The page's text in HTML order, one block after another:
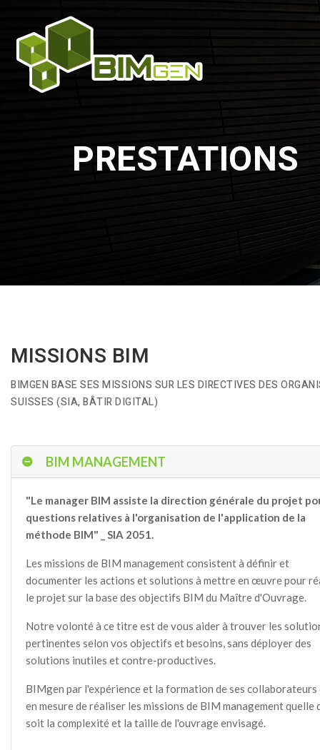
PRESTATIONS
MISSIONS BIM
BIMGEN BASE SES MISSIONS SUR LES DIRECTIVES DES
SUISSES (SIA, BÂTIR DIGITAL)
BIM MANAGEMENT
"Le manager BIM assiste la direction générale du projet
questions relatives à l'organisation de l'application de la
méthode BIM" _ SIA 2051.
Les missions de BIM management consistent à définir et
documenter les actions et solutions à mettre en œuvre pour
le projet sur la base des objectifs BIM du Maître d'Ouvrage.
Notre volonté à ce titre est de vous aider à trouver les
pertinentes selon vos objectifs et besoins, sans déployer des
solutions inutiles et contre-productives.
BIMgen par l'expérience et la formation de ses collaborateurs
en mesure de réaliser les missions de BIM management quelle
soit la complexité et la taille de l'ouvrage envisagé.